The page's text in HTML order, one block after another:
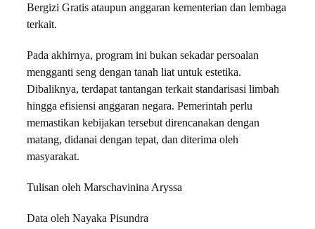
Bergizi Gratis ataupun anggaran kementerian dan lembaga
terkait.
Pada akhirnya, program ini bukan sekadar persoalan
mengganti seng dengan tanah liat untuk estetika.
Dibaliknya, terdapat tantangan terkait standarisasi limbah
hingga efisiensi anggaran negara. Pemerintah perlu
memastikan kebijakan tersebut direncanakan dengan
matang, didanai dengan tepat, dan diterima oleh
masyarakat.
Tulisan oleh Marschavinina Aryssa
Data oleh Nayaka Pisundra